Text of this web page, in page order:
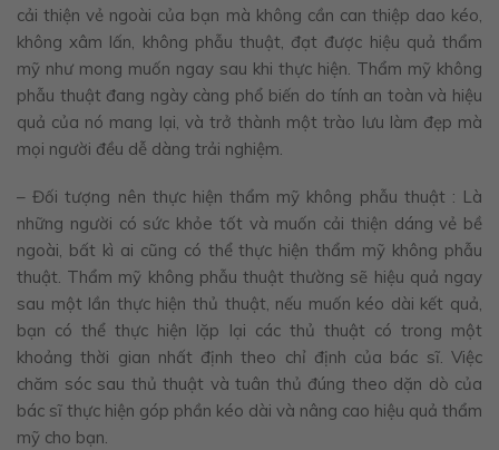
cải thiện vẻ ngoài của bạn mà không cần can thiệp dao kéo,
không xâm lấn, không phẫu thuật, đạt được hiệu quả thẩm
mỹ như mong muốn ngay sau khi thực hiện. Thẩm mỹ không
phẫu thuật đang ngày càng phổ biến do tính an toàn và hiệu
quả của nó mang lại, và trở thành một trào lưu làm đẹp mà
mọi người đều dễ dàng trải nghiệm.
– Đối tượng nên thực hiện thẩm mỹ không phẫu thuật : Là
những người có sức khỏe tốt và muốn cải thiện dáng vẻ bề
ngoài, bất kì ai cũng có thể thực hiện thẩm mỹ không phẫu
thuật. Thẩm mỹ không phẫu thuật thường sẽ hiệu quả ngay
sau một lần thực hiện thủ thuật, nếu muốn kéo dài kết quả,
bạn có thể thực hiện lặp lại các thủ thuật có trong một
khoảng thời gian nhất định theo chỉ định của bác sĩ. Việc
chăm sóc sau thủ thuật và tuân thủ đúng theo dặn dò của
bác sĩ thực hiện góp phần kéo dài và nâng cao hiệu quả thẩm
mỹ cho bạn.